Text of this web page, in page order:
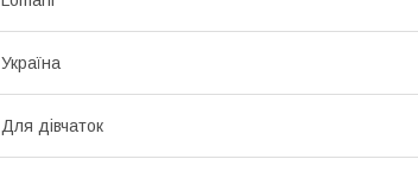
Україна
Для дівчаток